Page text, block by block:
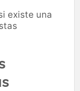
existe una